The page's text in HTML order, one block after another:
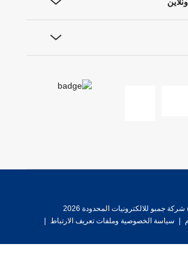
جمبو للالكترونيات المحدودة 2026
سياسة الخصوصية وملفات تعريف الارتباط